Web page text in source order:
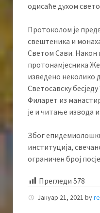
одисаће духом
Протоколом је
свештеника и
Светом Сави. Након
протонамјесника
изведено неколико
Светосавску
Филарет из
је и читање извода
Због
институција,
ограничен број
Прегледи 578
Јануар 21, 2021 by